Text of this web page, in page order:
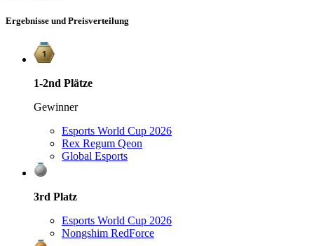
Ergebnisse und Preisverteilung
1-2nd Plätze
Gewinner
Esports World Cup 2026
Rex Regum Qeon
Global Esports
3rd Platz
Esports World Cup 2026
Nongshim RedForce